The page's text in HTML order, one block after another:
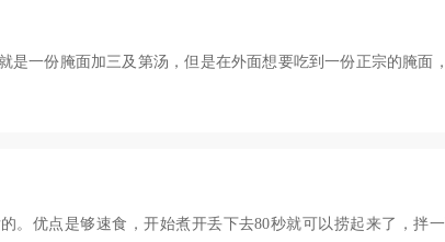
是一份腌面加三及第汤，但是在外面想要吃到一份正宗的腌面
。优点是够速食，开始煮开丢下去80秒就可以捞起来了，拌